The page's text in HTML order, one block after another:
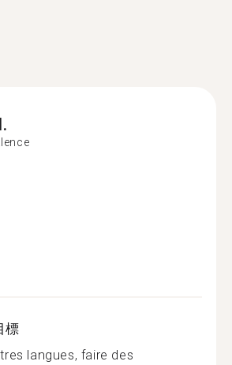
標
langues, faire des